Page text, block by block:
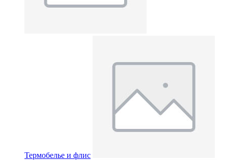
Термобелье и флис